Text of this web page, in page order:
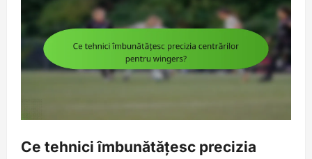
Ce tehnici îmbunătățesc precizia